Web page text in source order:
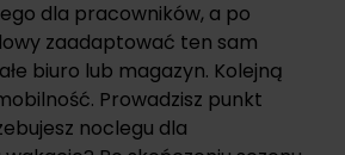
dla pracowników, a po
zaadaptować ten sam
biuro lub magazyn. Kolejną
Prowadzisz punkt
noclegu dla